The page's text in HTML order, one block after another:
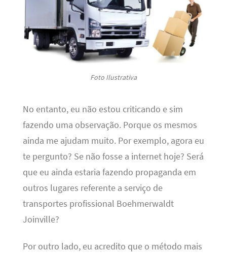
Foto Ilustrativa
No entanto, eu não estou criticando e sim
fazendo uma observação. Porque os mesmos
ainda me ajudam muito. Por exemplo, agora eu
te pergunto? Se não fosse a internet hoje? Será
que eu ainda estaria fazendo propaganda em
outros lugares referente a serviço de
transportes profissional Boehmerwaldt
Joinville?
Por outro lado, eu acredito que o método mais